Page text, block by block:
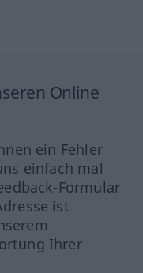
Online
ein Fehler
einfach mal
Formular
ist
Ihrer